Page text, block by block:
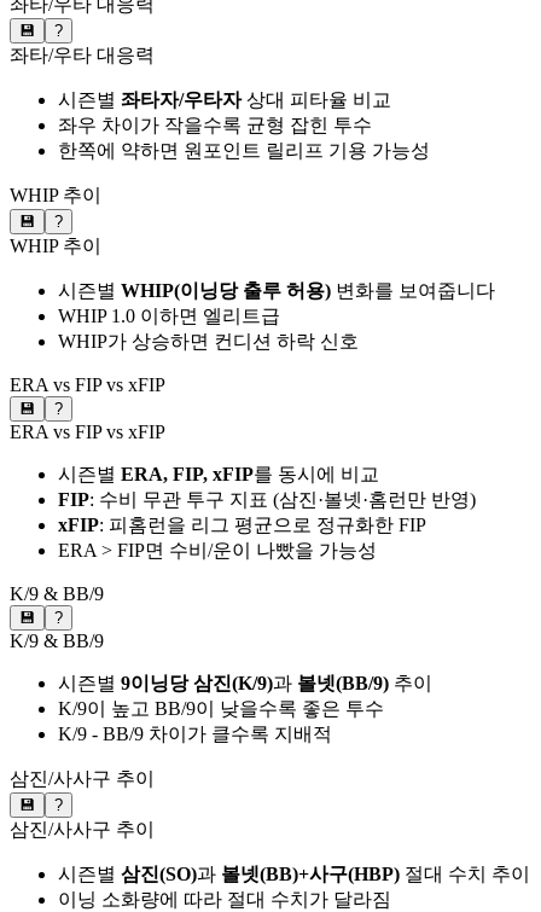
좌타/우타 대응력
💾 ?
좌타/우타 대응력
시즌별 좌타자/우타자상대 피타율 비교
좌우 차이가 작을수록 균형 잡힌 투수
한쪽에 약하면 원포인트 릴리프 기용 가능성
WHIP 추이
💾 ?
WHIP 추이
시즌별 WHIP(이닝당 출루 허용) 변화를 보여줍니다
WHIP 1.0 이하면 엘리트급
WHIP가 상승하면 컨디션 하락 신호
ERA vs FIP vs xFIP
💾 ?
ERA vs FIP vs xFIP
시즌별 ERA, FIP, xFIP를 동시에 비교
FIP: 수비 무관 투구 지표 (삼진·볼넷·홈런만 반영)
xFIP: 피홈런을 리그 평균으로 정규화한 FIP
ERA > FIP면 수비/운이 나빴을 가능성
K/9 & BB/9
💾 ?
K/9 & BB/9
시즌별 9이닝당 삼진(K/9)과 볼넷(BB/9) 추이
K/9이 높고 BB/9이 낮을수록 좋은 투수
K/9 - BB/9 차이가 클수록 지배적
삼진/사사구 추이
💾 ?
삼진/사사구 추이
시즌별 삼진(SO)과 볼넷(BB)+사구(HBP) 절대 수치 추이
이닝 소화량에 따라 절대 수치가 달라짐